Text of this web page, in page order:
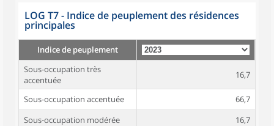
LOG T7 - Indice de peuplement des résidences
principales
Indice de peuplement
Sous-occupation très
accentuée
16,7
Sous-occupation accentuée
66,7
Sous-occupation modérée
16,7